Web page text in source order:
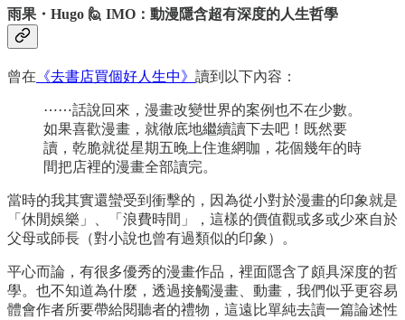
雨果・Hugo 🙋 IMO：動漫隱含超有深度的人生哲學
曾在 《去書店買個好人生中》 讀到以下內容：
⋯⋯話說回來，漫畫改變世界的案例也不在少數。
如果喜歡漫畫，就徹底地繼續讀下去吧！既然要
讀，乾脆就從星期五晚上住進網咖，花個幾年的時
間把店裡的漫畫全部讀完。
當時的我其實還蠻受到衝擊的，因為從小對於漫畫的印象就是
「休閒娛樂」、「浪費時間」，這樣的價值觀或多或少來自於
父母或師長（對小說也曾有過類似的印象）。
平心而論，有很多優秀的漫畫作品，裡面隱含了頗具深度的哲
學。也不知道為什麼，透過接觸漫畫、動畫，我們似乎更容易
體會作者所要帶給閱聽者的禮物，這遠比單純去讀一篇論述性